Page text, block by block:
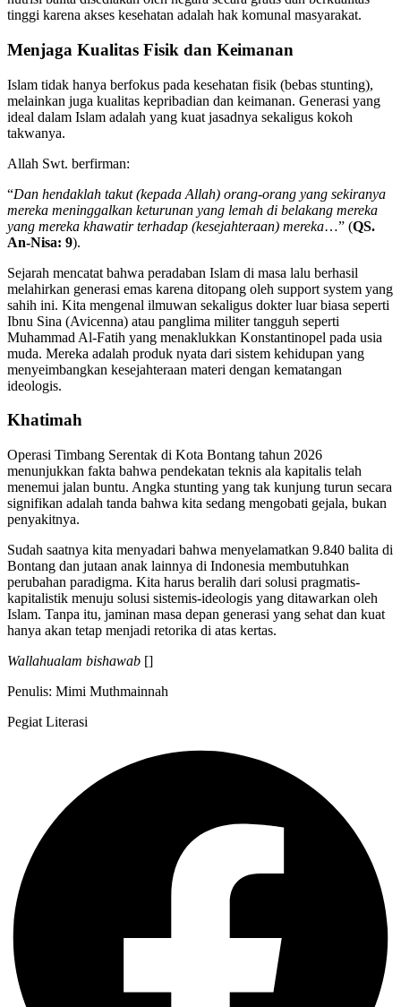
tinggi karena akses kesehatan adalah hak komunal masyarakat.
Menjaga Kualitas Fisik dan Keimanan
Islam tidak hanya berfokus pada kesehatan fisik (bebas stunting),
melainkan juga kualitas kepribadian dan keimanan. Generasi yang
ideal dalam Islam adalah yang kuat jasadnya sekaligus kokoh
takwanya.
Allah Swt. berfirman:
“Dan hendaklah takut (kepada Allah) orang-orang yang sekiranya
mereka meninggalkan keturunan yang lemah di belakang mereka
yang mereka khawatir terhadap (kesejahteraan) mereka…” (QS.
An-Nisa: 9).
Sejarah mencatat bahwa peradaban Islam di masa lalu berhasil
melahirkan generasi emas karena ditopang oleh support system yang
sahih ini. Kita mengenal ilmuwan sekaligus dokter luar biasa seperti
Ibnu Sina (Avicenna) atau panglima militer tangguh seperti
Muhammad Al-Fatih yang menaklukkan Konstantinopel pada usia
muda. Mereka adalah produk nyata dari sistem kehidupan yang
menyeimbangkan kesejahteraan materi dengan kematangan
ideologis.
Khatimah
Operasi Timbang Serentak di Kota Bontang tahun 2026
menunjukkan fakta bahwa pendekatan teknis ala kapitalis telah
menemui jalan buntu. Angka stunting yang tak kunjung turun secara
signifikan adalah tanda bahwa kita sedang mengobati gejala, bukan
penyakitnya.
Sudah saatnya kita menyadari bahwa menyelamatkan 9.840 balita di
Bontang dan jutaan anak lainnya di Indonesia membutuhkan
perubahan paradigma. Kita harus beralih dari solusi pragmatis-
kapitalistik menuju solusi sistemis-ideologis yang ditawarkan oleh
Islam. Tanpa itu, jaminan masa depan generasi yang sehat dan kuat
hanya akan tetap menjadi retorika di atas kertas.
Wallahualam bishawab []
Penulis: Mimi Muthmainnah
Pegiat Literasi